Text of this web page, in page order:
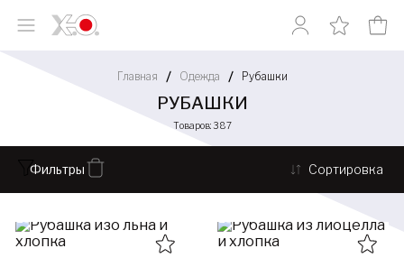
Главная Одежда Рубашки
РУБАШКИ
Товаров: 387
Фильтры Сортировка